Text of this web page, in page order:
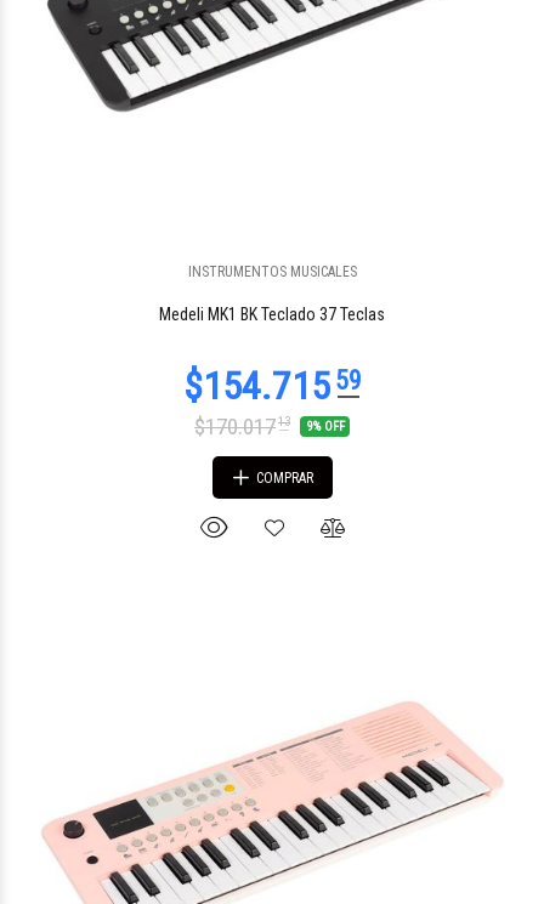
INSTRUMENTOS MUSICALES
Medeli MK1 BK Teclado 37 Teclas
$170.01713 9% OFF
COMPRAR